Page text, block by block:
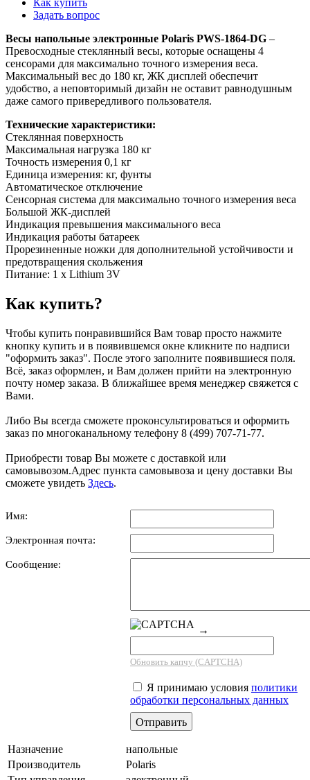
Задать вопрос
Весы напольные электронные Polaris PWS-1864-DG –
Превосходные стеклянный весы, которые оснащены 4
сенсорами для максимально точного измерения веса.
Максимальный вес до 180 кг, ЖК дисплей обеспечит
удобство, а неповторимый дизайн не оставит равнодушным
даже самого привередливого пользователя.
Технические характеристики:
Стеклянная поверхность
Максимальная нагрузка 180 кг
Точность измерения 0,1 кг
Единица измерения: кг, фунты
Автоматическое отключение
Сенсорная система для максимально точного измерения веса
Большой ЖК-дисплей
Индикация превышения максимального веса
Индикация работы батареек
Прорезиненные ножки для дополнительной устойчивости и
предотвращения скольжения
Питание: 1 х Lithium 3V
Как купить?
Чтобы купить понравившийся Вам товар просто нажмите
кнопку купить и в появившемся окне кликните по надписи
"оформить заказ". После этого заполните появившиеся поля.
Всё, заказ оформлен, и Вам должен прийти на электронную
почту номер заказа. В ближайшее время менеджер свяжется с
Вами.
Либо Вы всегда сможете проконсультироваться и оформить
заказ по многоканальному телефону 8 (499) 707-71-77.
Приобрести товар Вы можете с доставкой или
самовывозом.Адрес пункта самовывоза и цену доставки Вы
сможете увидеть Здесь.
Имя:
Электронная почта:
Сообщение:
→
Обновить капчу (CAPTCHA)
Я принимаю условия политики
обработки персональных данных
Назначение
напольные
Производитель
Polaris